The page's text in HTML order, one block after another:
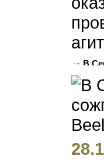
В
(ФОТО)